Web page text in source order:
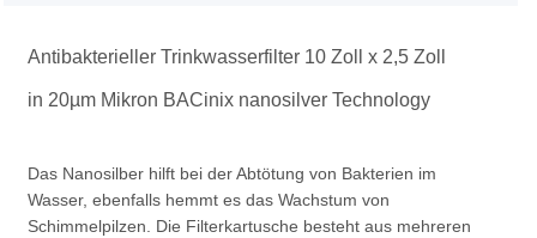
Antibakterieller Trinkwasserfilter 10 Zoll x 2,5 Zoll
in 20µm Mikron BACinix nanosilver Technology
Das Nanosilber hilft bei der Abtötung von Bakterien im
Wasser, ebenfalls hemmt es das Wachstum von
Schimmelpilzen. Die Filterkartusche besteht aus mehreren